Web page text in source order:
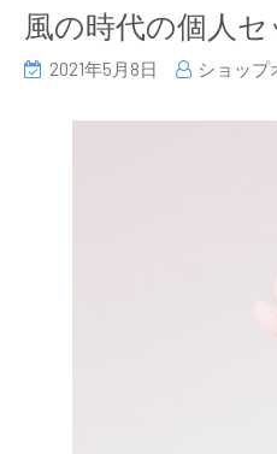
風の時代の個人
2021年5月8日 ショップ